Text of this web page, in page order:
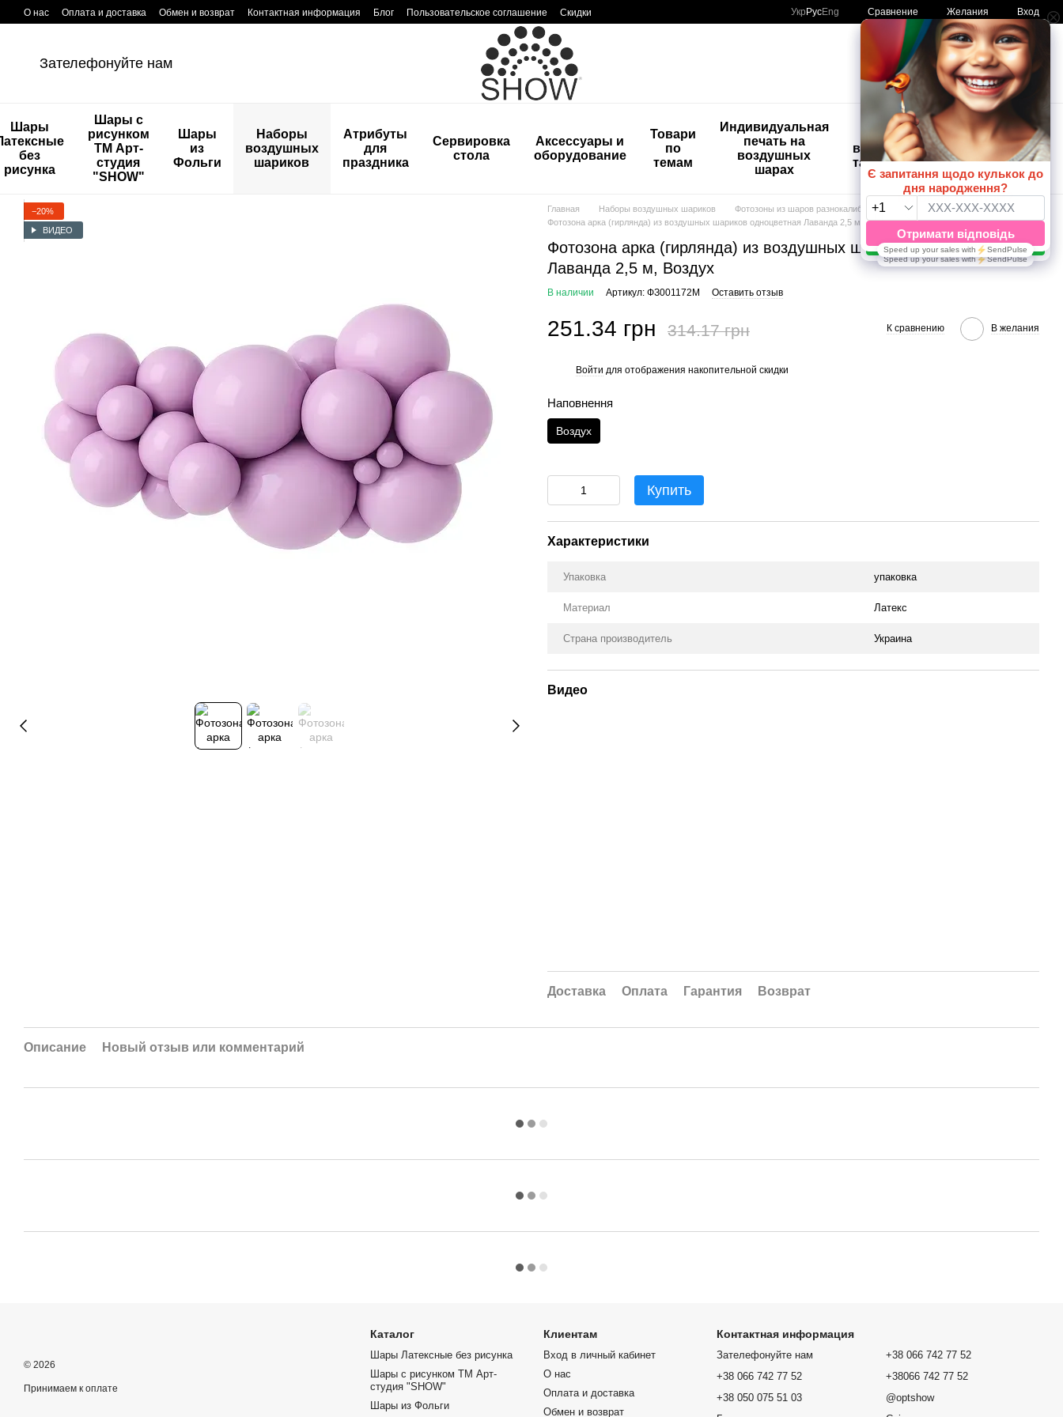
Перейти к основному контенту
О нас Оплата и доставка Обмен и возврат Контактная информация Блог Пользовательское соглашение Скидки Укр РусEng Сравнение Желания Вход
Зателефонуйте нам Мой заказ
Шары
без
рисунка
Шары с
рисунком
ТМ Арт-
студия
"SHOW"
Шары
из
Фольги
Наборы
воздушных
шариков
Атрибуты
для
праздника
Сервировка
стола
Аксессуары и
оборудование
Товари
по
темам
Индивидуальная
печать на
воздушных
шарах
Детские
временные
татуировки
🚨🚨🚨
Распродажа
Шары с
рисунком
😀🎈
−20%
ВИДЕО
Главная Наборы воздушных шариков Фотозоны из шаров разнокалиберные
Одноцветные 2,5 м
Фотозона арка (гирлянда) из воздушных шариков одноцветная Лаванда 2,5 м, Воздух
Фотозона арка (гирлянда) из воздушных шариков одноцветная
Лаванда 2,5 м, Воздух
В наличии Артикул: ФЗ001172М Оставить отзыв
251.34 грн 314.17 грн К сравнению В желания
Войти для отображения накопительной скидки
Наповнення
Воздух
Купить
Характеристики
Упаковка упаковка
Материал Латекс
Страна производитель Украина
Видео
Доставка Оплата Гарантия Возврат
Описание Новый отзыв или комментарий
© 2026
Принимаем к оплате
Каталог
Шары Латексные без рисунка
Шары с рисунком ТМ Арт-
студия "SHOW"
Шары из Фольги
Клиентам
Вход в личный кабинет
О нас
Оплата и доставка
Обмен и возврат
Контактная информация
Зателефонуйте нам
+38 066 742 77 52
+38 050 075 51 03
+38 066 742 77 52
+38066 742 77 52
@optshow